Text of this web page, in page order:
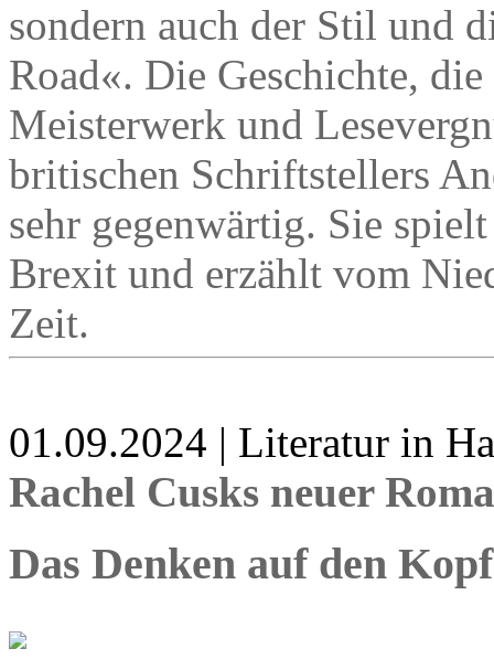
sondern auch der Stil und
Road«. Die Geschichte,
Meisterwerk und
britischen Schriftstellers
sehr gegenwärtig. Sie
Brexit und erzählt vom
Zeit.
01.09.2024 | Literatur in
Rachel Cusks neuer
Das Denken auf den